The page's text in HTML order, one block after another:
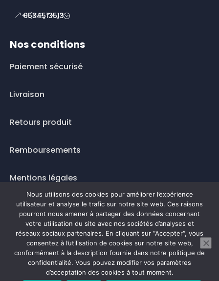
0534513513
Nos conditions
Paiement sécurisé
Livraison
Retours produit
Remboursements
Mentions légales
Questions fréquentes
Mode de paiement
0
Nous utilisons des cookies pour améliorer l’expérience
utilisateur et analyse le trafic sur notre site web. Ces raisons
pourront nous amener à partager des données concernant
votre utilisation du site avec nos sociétés d’analyses et
réseaux sociaux partenaires. En cliquant sur “Accepter“, vous
consentez à l’utilisation de cookies sur notre site web,
conformément à la description fournie dans notre politique de
confidentialité. Vous pouvez modifier vos paramètres
d’acceptation des cookies à tout moment.